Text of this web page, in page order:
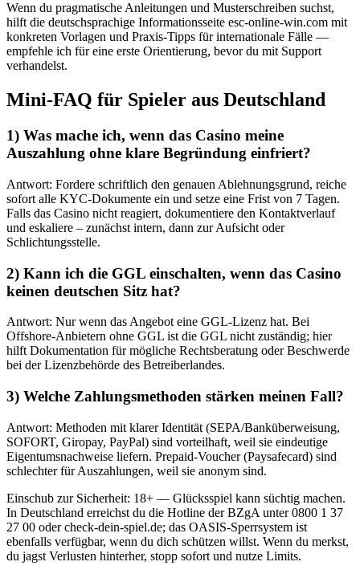
Wenn du pragmatische Anleitungen und Musterschreiben suchst,
hilft die deutschsprachige Informationsseite esc-online-win.com mit
konkreten Vorlagen und Praxis-Tipps für internationale Fälle —
empfehle ich für eine erste Orientierung, bevor du mit Support
verhandelst.
Mini-FAQ für Spieler aus Deutschland
1) Was mache ich, wenn das Casino meine
Auszahlung ohne klare Begründung einfriert?
Antwort: Fordere schriftlich den genauen Ablehnungsgrund, reiche
sofort alle KYC-Dokumente ein und setze eine Frist von 7 Tagen.
Falls das Casino nicht reagiert, dokumentiere den Kontaktverlauf
und eskaliere – zunächst intern, dann zur Aufsicht oder
Schlichtungsstelle.
2) Kann ich die GGL einschalten, wenn das Casino
keinen deutschen Sitz hat?
Antwort: Nur wenn das Angebot eine GGL-Lizenz hat. Bei
Offshore-Anbietern ohne GGL ist die GGL nicht zuständig; hier
hilft Dokumentation für mögliche Rechtsberatung oder Beschwerde
bei der Lizenzbehörde des Betreiberlandes.
3) Welche Zahlungsmethoden stärken meinen Fall?
Antwort: Methoden mit klarer Identität (SEPA/Banküberweisung,
SOFORT, Giropay, PayPal) sind vorteilhaft, weil sie eindeutige
Eigentumsnachweise liefern. Prepaid-Voucher (Paysafecard) sind
schlechter für Auszahlungen, weil sie anonym sind.
Einschub zur Sicherheit: 18+ — Glücksspiel kann süchtig machen.
In Deutschland erreichst du die Hotline der BZgA unter 0800 1 37
27 00 oder check-dein-spiel.de; das OASIS-Sperrsystem ist
ebenfalls verfügbar, wenn du dich schützen willst. Wenn du merkst,
du jagst Verlusten hinterher, stopp sofort und nutze Limits.